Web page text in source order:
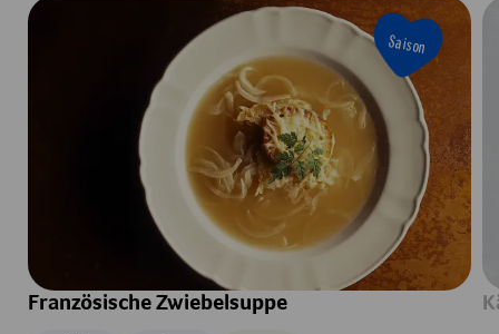
Saison
Französische Zwiebelsuppe